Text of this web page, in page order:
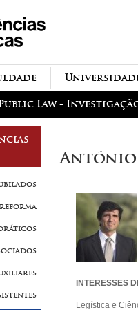
Law -
reforma
António
INTERESSES
Legística e